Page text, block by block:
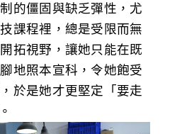
的僵固與缺乏彈性，尤
課程裡，總是受限而無
拓視野，讓她只能在既
地照本宣科，令她飽受
於是她才更堅定「要走